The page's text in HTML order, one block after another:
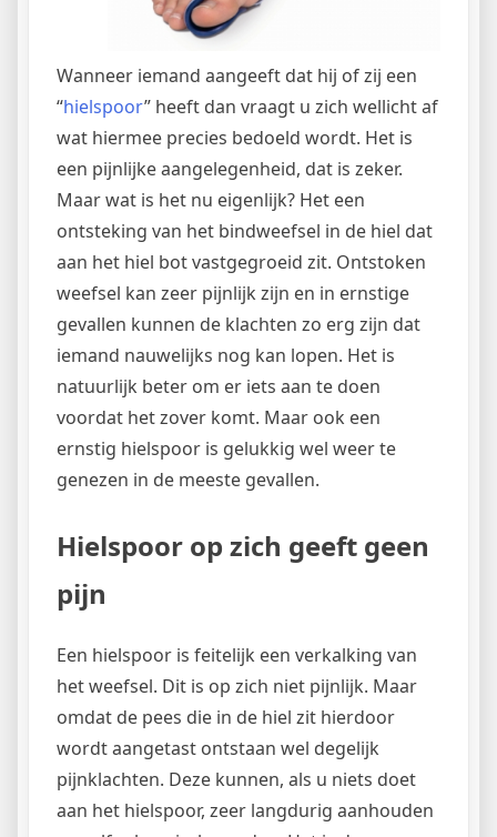
Wanneer iemand aangeeft dat hij of zij een
“hielspoor” heeft dan vraagt u zich wellicht af
wat hiermee precies bedoeld wordt. Het is
een pijnlijke aangelegenheid, dat is zeker.
Maar wat is het nu eigenlijk? Het een
ontsteking van het bindweefsel in de hiel dat
aan het hiel bot vastgegroeid zit. Ontstoken
weefsel kan zeer pijnlijk zijn en in ernstige
gevallen kunnen de klachten zo erg zijn dat
iemand nauwelijks nog kan lopen. Het is
natuurlijk beter om er iets aan te doen
voordat het zover komt. Maar ook een
ernstig hielspoor is gelukkig wel weer te
genezen in de meeste gevallen.
Hielspoor op zich geeft geen
pijn
Een hielspoor is feitelijk een verkalking van
het weefsel. Dit is op zich niet pijnlijk. Maar
omdat de pees die in de hiel zit hierdoor
wordt aangetast ontstaan wel degelijk
pijnklachten. Deze kunnen, als u niets doet
aan het hielspoor, zeer langdurig aanhouden